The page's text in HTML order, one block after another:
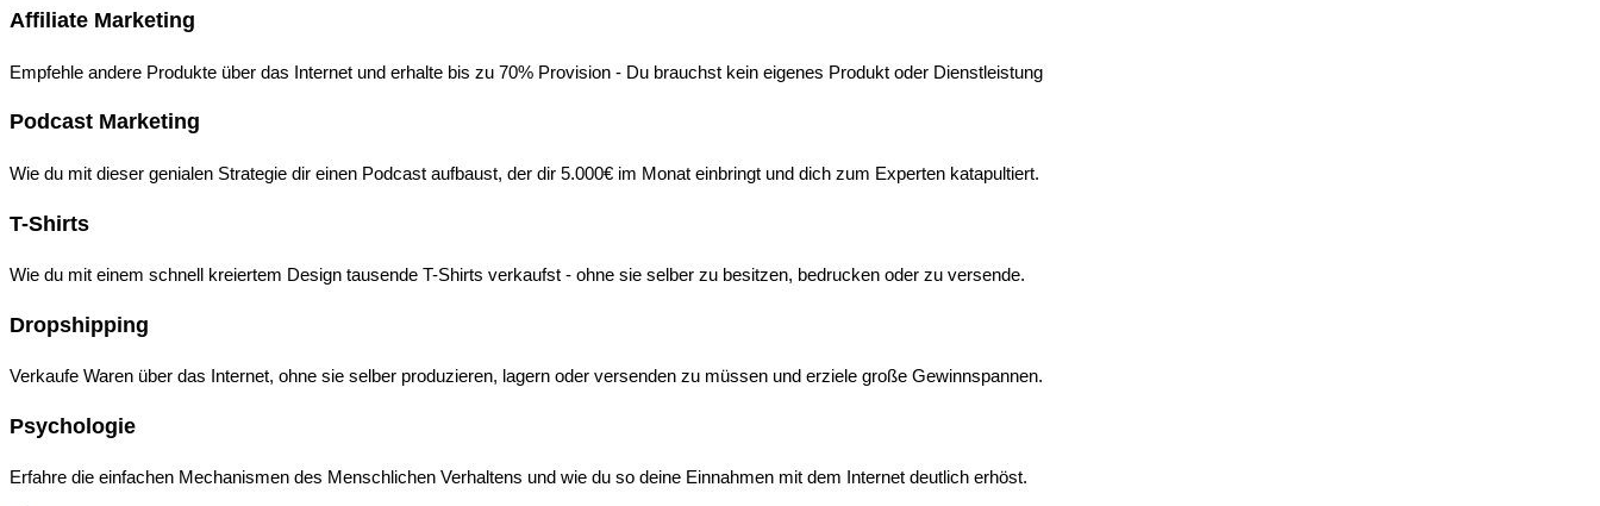
Affiliate Marketing
Empfehle andere Produkte über das Internet und erhalte bis zu 70% Provision - Du brauchst kein eigenes Produkt oder Dienstleistung
Podcast Marketing
Wie du mit dieser genialen Strategie dir einen Podcast aufbaust, der dir 5.000€ im Monat einbringt und dich zum Experten katapultiert.
T-Shirts
Wie du mit einem schnell kreiertem Design tausende T-Shirts verkaufst - ohne sie selber zu besitzen, bedrucken oder zu versende.
Dropshipping
Verkaufe Waren über das Internet, ohne sie selber produzieren, lagern oder versenden zu müssen und erziele große Gewinnspannen.
Psychologie
Erfahre die einfachen Mechanismen des Menschlichen Verhaltens und wie du so deine Einnahmen mit dem Internet deutlich erhöst.